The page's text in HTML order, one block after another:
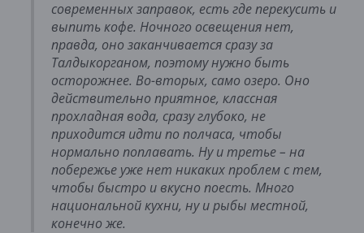
современных заправок, есть где перекусить и
выпить кофе. Ночного освещения нет,
правда, оно заканчивается сразу за
Талдыкорганом, поэтому нужно быть
осторожнее. Во-вторых, само озеро. Оно
действительно приятное, классная
прохладная вода, сразу глубоко, не
приходится идти по полчаса, чтобы
нормально поплавать. Ну и третье – на
побережье уже нет никаких проблем с тем,
чтобы быстро и вкусно поесть. Много
национальной кухни, ну и рыбы местной,
конечно же.